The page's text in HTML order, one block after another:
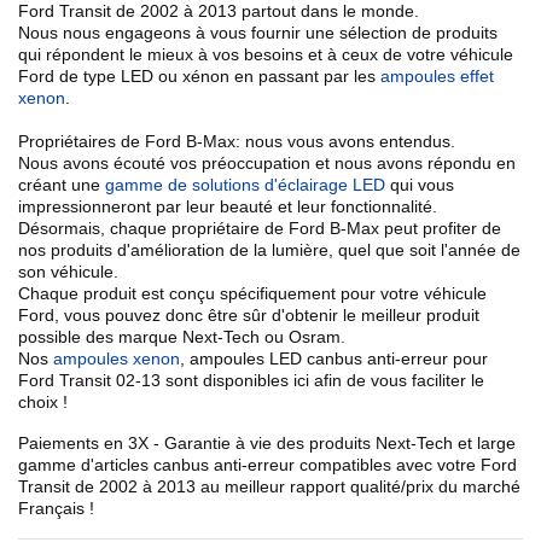
Ford Transit de 2002 à 2013 partout dans le monde.
Nous nous engageons à vous fournir une sélection de produits
qui répondent le mieux à vos besoins et à ceux de votre véhicule
Ford de type LED ou xénon en passant par les ampoules effet
xenon
Propriétaires de Ford B-Max: nous vous avons entendus.
Nous avons écouté vos préoccupation et nous avons répondu en
créant une gamme de solutions d'éclairage LED qui vous
impressionneront par leur beauté et leur fonctionnalité.
Désormais, chaque propriétaire de Ford B-Max peut profiter de
nos produits d'amélioration de la lumière , quel que soit l'année de
son véhicule.
Chaque produit est conçu spécifiquement pour votre véhicule
Ford, vous pouvez donc être sûr d'obtenir le meilleur produit
possible des marque Next-Tech ou Osram.
Nos ampoules xenon , ampoules LED canbus anti-erreur pour
Ford Transit 02-13 sont disponibles ici afin de vous faciliter le
choix !
Paiements en 3X - Garantie à vie des produits Next-Tech et large
gamme d'articles canbus anti-erreur compatibles avec votre Ford
Transit de 2002 à 2013 au meilleur rapport qualité/prix du marché
Français !